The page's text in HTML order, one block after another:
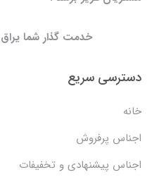
خدمت گذار شما یراق
دسترسی سریع
خانه
اجناس پرفروش
اجناس پیشنهادی و تخفیفات